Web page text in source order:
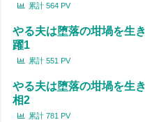
累計 564 PV
やる夫は堕落の坩堝を生
躍1
累計 551 PV
やる夫は堕落の坩堝を生
相2
累計 781 PV